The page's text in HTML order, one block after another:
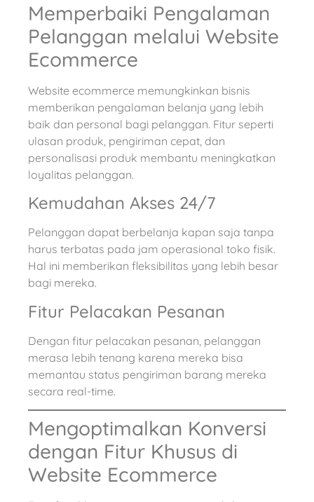
Memperbaiki Pengalaman
Pelanggan melalui Website
Ecommerce
Website ecommerce memungkinkan bisnis
memberikan pengalaman belanja yang lebih
baik dan personal bagi pelanggan. Fitur seperti
ulasan produk, pengiriman cepat, dan
personalisasi produk membantu meningkatkan
loyalitas pelanggan.
Kemudahan Akses 24/7
Pelanggan dapat berbelanja kapan saja tanpa
harus terbatas pada jam operasional toko fisik.
Hal ini memberikan fleksibilitas yang lebih besar
bagi mereka.
Fitur Pelacakan Pesanan
Dengan fitur pelacakan pesanan, pelanggan
merasa lebih tenang karena mereka bisa
memantau status pengiriman barang mereka
secara real-time.
Mengoptimalkan Konversi
dengan Fitur Khusus di
Website Ecommerce